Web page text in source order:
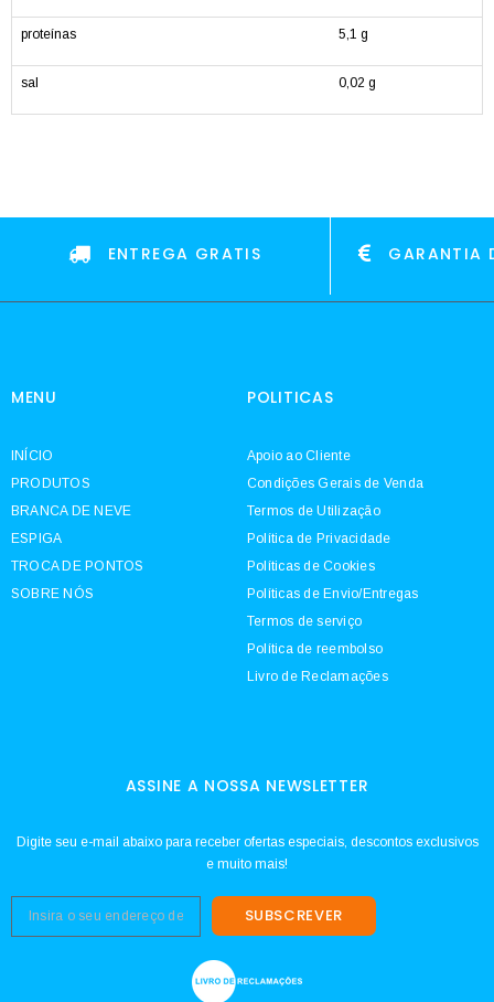
proteínas 5,1 g
sal 0,02 g
ENTREGA GRATIS GARANTIA
MENU
INÍCIO
PRODUTOS
BRANCA DE NEVE
ESPIGA
TROCA DE PONTOS
SOBRE NÓS
POLITICAS
Apoio ao Cliente
Condições Gerais de Venda
Termos de Utilização
Política de Privacidade
Políticas de Cookies
Políticas de Envio/Entregas
Termos de serviço
Política de reembolso
Livro de Reclamações
ASSINE A NOSSA NEWSLETTER
Digite seu e-mail abaixo para receber ofertas especiais, descontos exclusivos
e muito mais!
SUBSCREVER